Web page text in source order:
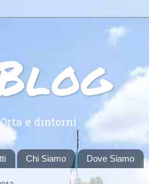
e dintorni
Chi Siamo Dove Siamo